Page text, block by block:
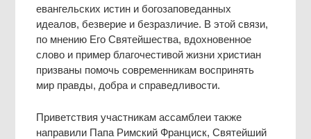
евангельских истин и богозаповеданных
идеалов, безверие и безразличие. В этой связи,
по мнению Его Святейшества, вдохновенное
слово и пример благочестивой жизни христиан
призваны помочь современникам воспринять
мир правды, добра и справедливости.
Приветствия участникам ассамблеи также
направили Папа Римский Франциск, Святейший